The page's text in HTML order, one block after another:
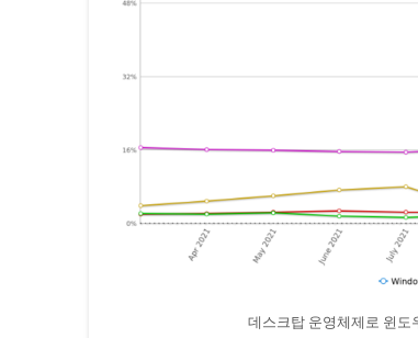
데스크탑 운영체제로 윈도